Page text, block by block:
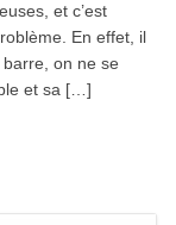
et c’est
En effet, il
on ne se
et sa […]